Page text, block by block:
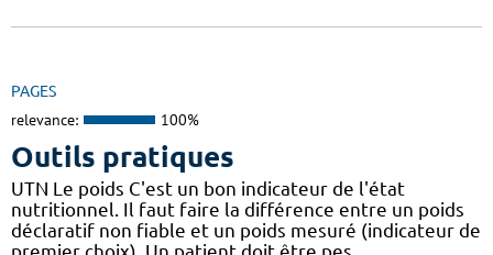
PAGES
relevance: 100%
Outils pratiques
UTN Le poids C'est un bon indicateur de l'état
nutritionnel. Il faut faire la différence entre un poids
déclaratif non fiable et un poids mesuré (indicateur de